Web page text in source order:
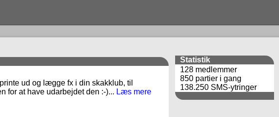
ud og lægge fx i din skakklub, til
for at have udarbejdet den :-)... Læs mere
Statistik
128 medlemmer
850 partier i gang
138.250 SMS-ytringer